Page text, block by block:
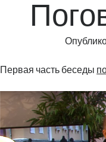
Первая часть беседы